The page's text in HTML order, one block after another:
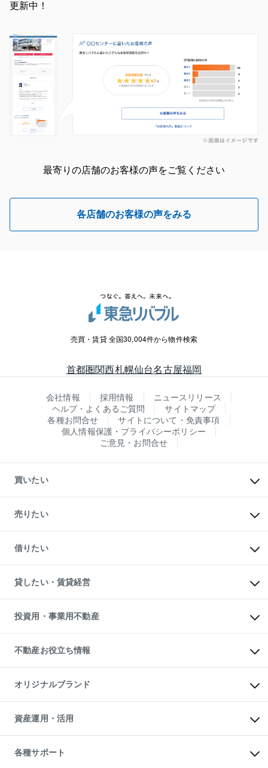
更新中！
最寄りの店舗のお客様の声をご覧ください
各店舗のお客様の声をみる
売買・賃貸 全国30,004件から物件検索
首都圏関西札幌仙台名古屋福岡
会社情報 採用情報
ニュースリリース
ヘルプ・よくあるご質問
サイトマップ
各種お問合せ
サイトについて・免責事項
個人情報保護・プライバシーポリシー
ご意見・お問合せ
買いたい
新築・分譲マンションの購入
中古マンションの購入
一戸建ての購入
中古一戸建ての購入
不動産購入の流れ
注目キーワード物件特集
購入ガイド
English 繁体中文簡体中文
売りたい
一戸建ての売却・査定
土地の売却・査定
スピードAI査定
不動産査定について
不動産売却の流れ
不動産買換えの流れ
売却ガイド
借りたい
オフィス・店舗の賃貸
借りるときの流れ
借りるガイド
貸したい・賃貸経営
マンション賃料データ
賃貸管理プラン
リロケーションについて
貸すガイド
投資用・事業用不動産
事業用不動産
マンション投資
投資用マンション
アパート経営
収益物件
ビル購入（ビル一棟）
投資用不動産の売却査定
事業用不動産の売却査定
不動産お役立ち情報
マンションライブラリー
人気マンションランキング
暮らしに役立つ不動産メディア
不動産相場・不動産価格情報
不動産コラム・ニュース
不動産用語集
不動産なんでもネット相談室
オリジナルブランド
一棟リノベーションマンション
L`GENTE（ルジェンテ）
区分リノベーションマンション
投資用一棟レジデンスWELL
資産運用・活用
不動産M&A
アセットマネジメント・出資
各種サポート